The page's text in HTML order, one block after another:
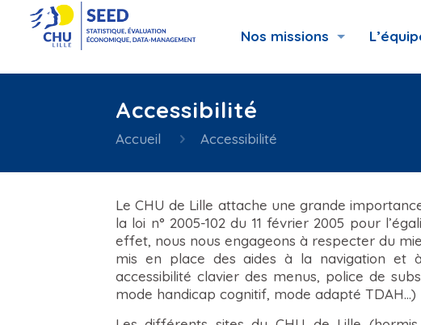
Nos missions
Accessibilité
Accueil Accessibilité
Le CHU de Lille attache une grande
la loi n° 2005-102 du 11 février 2005 pour
effet, nous nous engageons à respecter du
mis en place des aides à la navigation et
accessibilité clavier des menus, police de
mode handicap cognitif, mode adapté TDAH…)